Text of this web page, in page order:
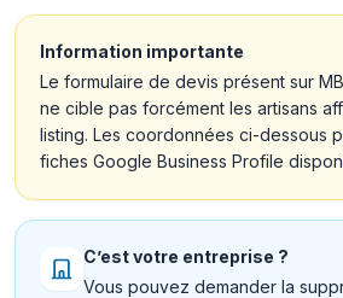
Information importante
Le formulaire de devis présent sur MB
ne cible pas forcément les artisans
listing. Les coordonnées ci-dessous
fiches Google Business Profile
C’est votre entreprise ?
Vous pouvez demander la